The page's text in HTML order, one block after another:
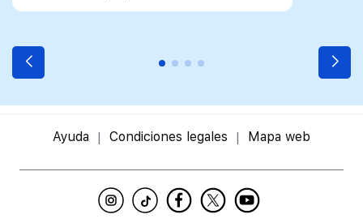
Ayuda Condiciones legales Mapa web